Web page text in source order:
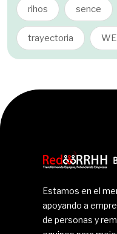
rihos sence
trayectoria
Estamos en el
apoyando a
de personas y